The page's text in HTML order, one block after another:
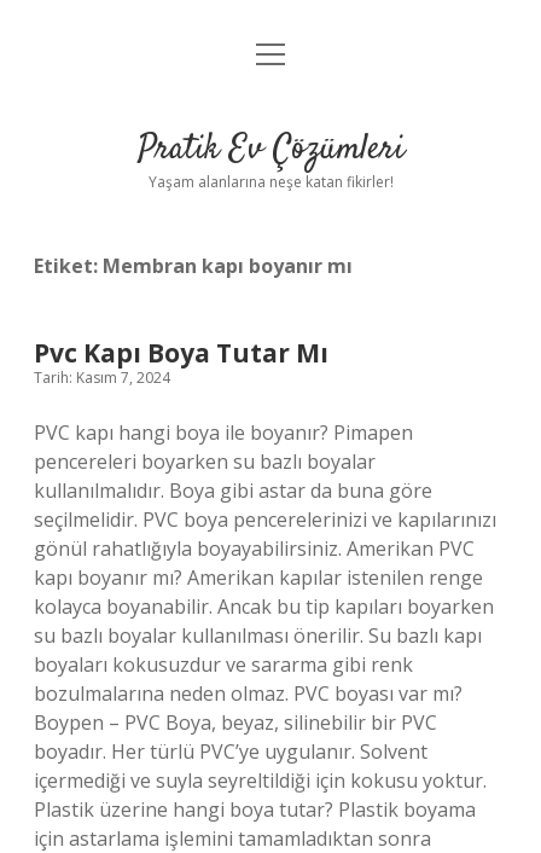
Anasayfa
Yasal Uyarı
menüyü
Pratik Ev Çözümleri
Yaşam alanlarına neşe katan fikirler!
Etiket: Membran kapı boyanır mı
Pvc Kapı Boya Tutar Mı
Tarih: Kasım 7, 2024
PVC kapı hangi boya ile boyanır? Pimapen
pencereleri boyarken su bazlı boyalar
kullanılmalıdır. Boya gibi astar da buna göre
seçilmelidir. PVC boya pencerelerinizi ve kapılarınızı
gönül rahatlığıyla boyayabilirsiniz. Amerikan PVC
kapı boyanır mı? Amerikan kapılar istenilen renge
kolayca boyanabilir. Ancak bu tip kapıları boyarken
su bazlı boyalar kullanılması önerilir. Su bazlı kapı
boyaları kokusuzdur ve sararma gibi renk
bozulmalarına neden olmaz. PVC boyası var mı?
Boypen – PVC Boya, beyaz, silinebilir bir PVC
boyadır. Her türlü PVC’ye uygulanır. Solvent
içermediği ve suyla seyreltildiği için kokusu yoktur.
Plastik üzerine hangi boya tutar? Plastik boyama
için astarlama işlemini tamamladıktan sonra